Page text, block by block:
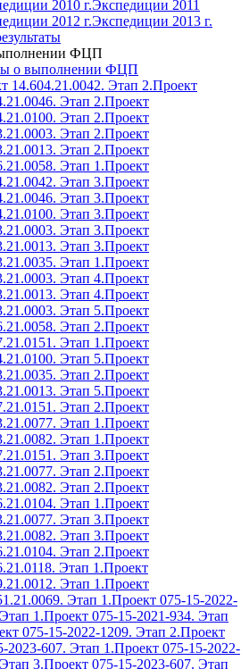
2010 г.Экспедиции 2011
2012 г.Экспедиции 2013 г.
ФЦП
о выполнении ФЦП
14.604.21.0042. Этап 2.Проект
Этап 2.Проект
Этап 2.Проект
Этап 2.Проект
Этап 2.Проект
Этап 1.Проект
Этап 3.Проект
Этап 3.Проект
Этап 3.Проект
Этап 3.Проект
Этап 3.Проект
Этап 1.Проект
Этап 4.Проект
Этап 4.Проект
Этап 5.Проект
Этап 2.Проект
Этап 1.Проект
Этап 5.Проект
Этап 2.Проект
Этап 5.Проект
Этап 2.Проект
Этап 1.Проект
Этап 1.Проект
Этап 3.Проект
Этап 2.Проект
Этап 2.Проект
Этап 1.Проект
Этап 3.Проект
Этап 3.Проект
Этап 2.Проект
Этап 1.Проект
Этап 1.Проект
Этап 1.Проект 075-15-2022-
1.Проект 075-15-2021-934. Этап
075-15-2022-1209. Этап 2.Проект
2023-607. Этап 1.Проект 075-15-2022-
3.Проект 075-15-2023-607. Этап